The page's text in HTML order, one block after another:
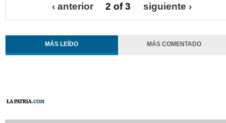
‹ anterior 2 of 3 siguiente ›
MÁS LEÍDO MÁS COMENTADO